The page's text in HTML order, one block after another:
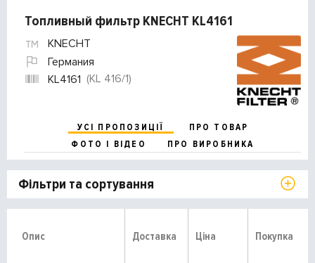
Топливный фильтр KNECHT KL4161
KNECHT
Германия
KL4161 (KL 416/1)
УСІ ПРОПОЗИЦІЇ
ПРО ТОВАР
ФОТО І ВІДЕО
ПРО ВИРОБНИКА
Фільтри та сортування
Опис Доставка Ціна Покупка